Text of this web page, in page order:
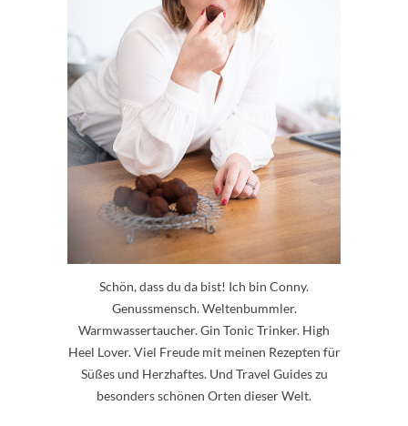
Schön, dass du da bist! Ich bin Conny.
Genussmensch. Weltenbummler.
Warmwassertaucher. Gin Tonic Trinker. High
Heel Lover. Viel Freude mit meinen Rezepten für
Süßes und Herzhaftes. Und Travel Guides zu
besonders schönen Orten dieser Welt.